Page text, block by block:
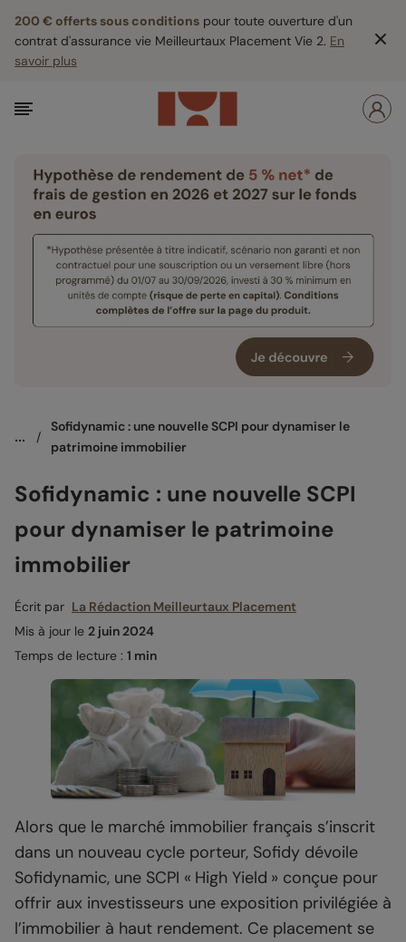
200 € offerts sous conditions pour toute ouverture d'un
contrat d'assurance vie Meilleurtaux Placement Vie 2. En
savoir plus
... /
Sofidynamic : une nouvelle SCPI pour dynamiser le
patrimoine immobilier
Sofidynamic : une nouvelle SCPI
pour dynamiser le patrimoine
immobilier
Écrit par La Rédaction Meilleurtaux Placement
Mis à jour le 2 juin 2024
Temps de lecture : 1 min
Alors que le marché immobilier français s’inscrit
dans un nouveau cycle porteur, Sofidy dévoile
Sofidynamic, une SCPI « High Yield » conçue pour
offrir aux investisseurs une exposition privilégiée à
l’immobilier à haut rendement. Ce placement se